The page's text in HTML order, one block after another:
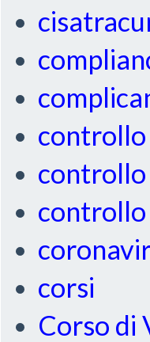
controllo
controllo
controllo
corsi
Corso di